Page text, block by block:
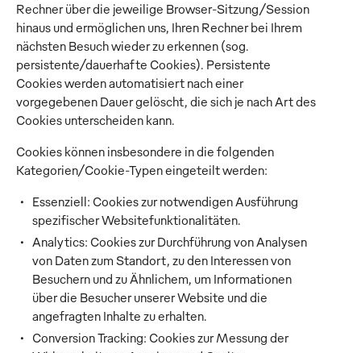
Rechner über die jeweilige Browser-Sitzung/Session
hinaus und ermöglichen uns, Ihren Rechner bei Ihrem
nächsten Besuch wieder zu erkennen (sog.
persistente/dauerhafte Cookies). Persistente
Cookies werden automatisiert nach einer
vorgegebenen Dauer gelöscht, die sich je nach Art des
Cookies unterscheiden kann.
Cookies können insbesondere in die folgenden
Kategorien/Cookie-Typen eingeteilt werden:
Essenziell: Cookies zur notwendigen Ausführung
spezifischer Websitefunktionalitäten.
Analytics: Cookies zur Durchführung von Analysen
von Daten zum Standort, zu den Interessen von
Besuchern und zu Ähnlichem, um Informationen
über die Besucher unserer Website und die
angefragten Inhalte zu erhalten.
Conversion Tracking: Cookies zur Messung der